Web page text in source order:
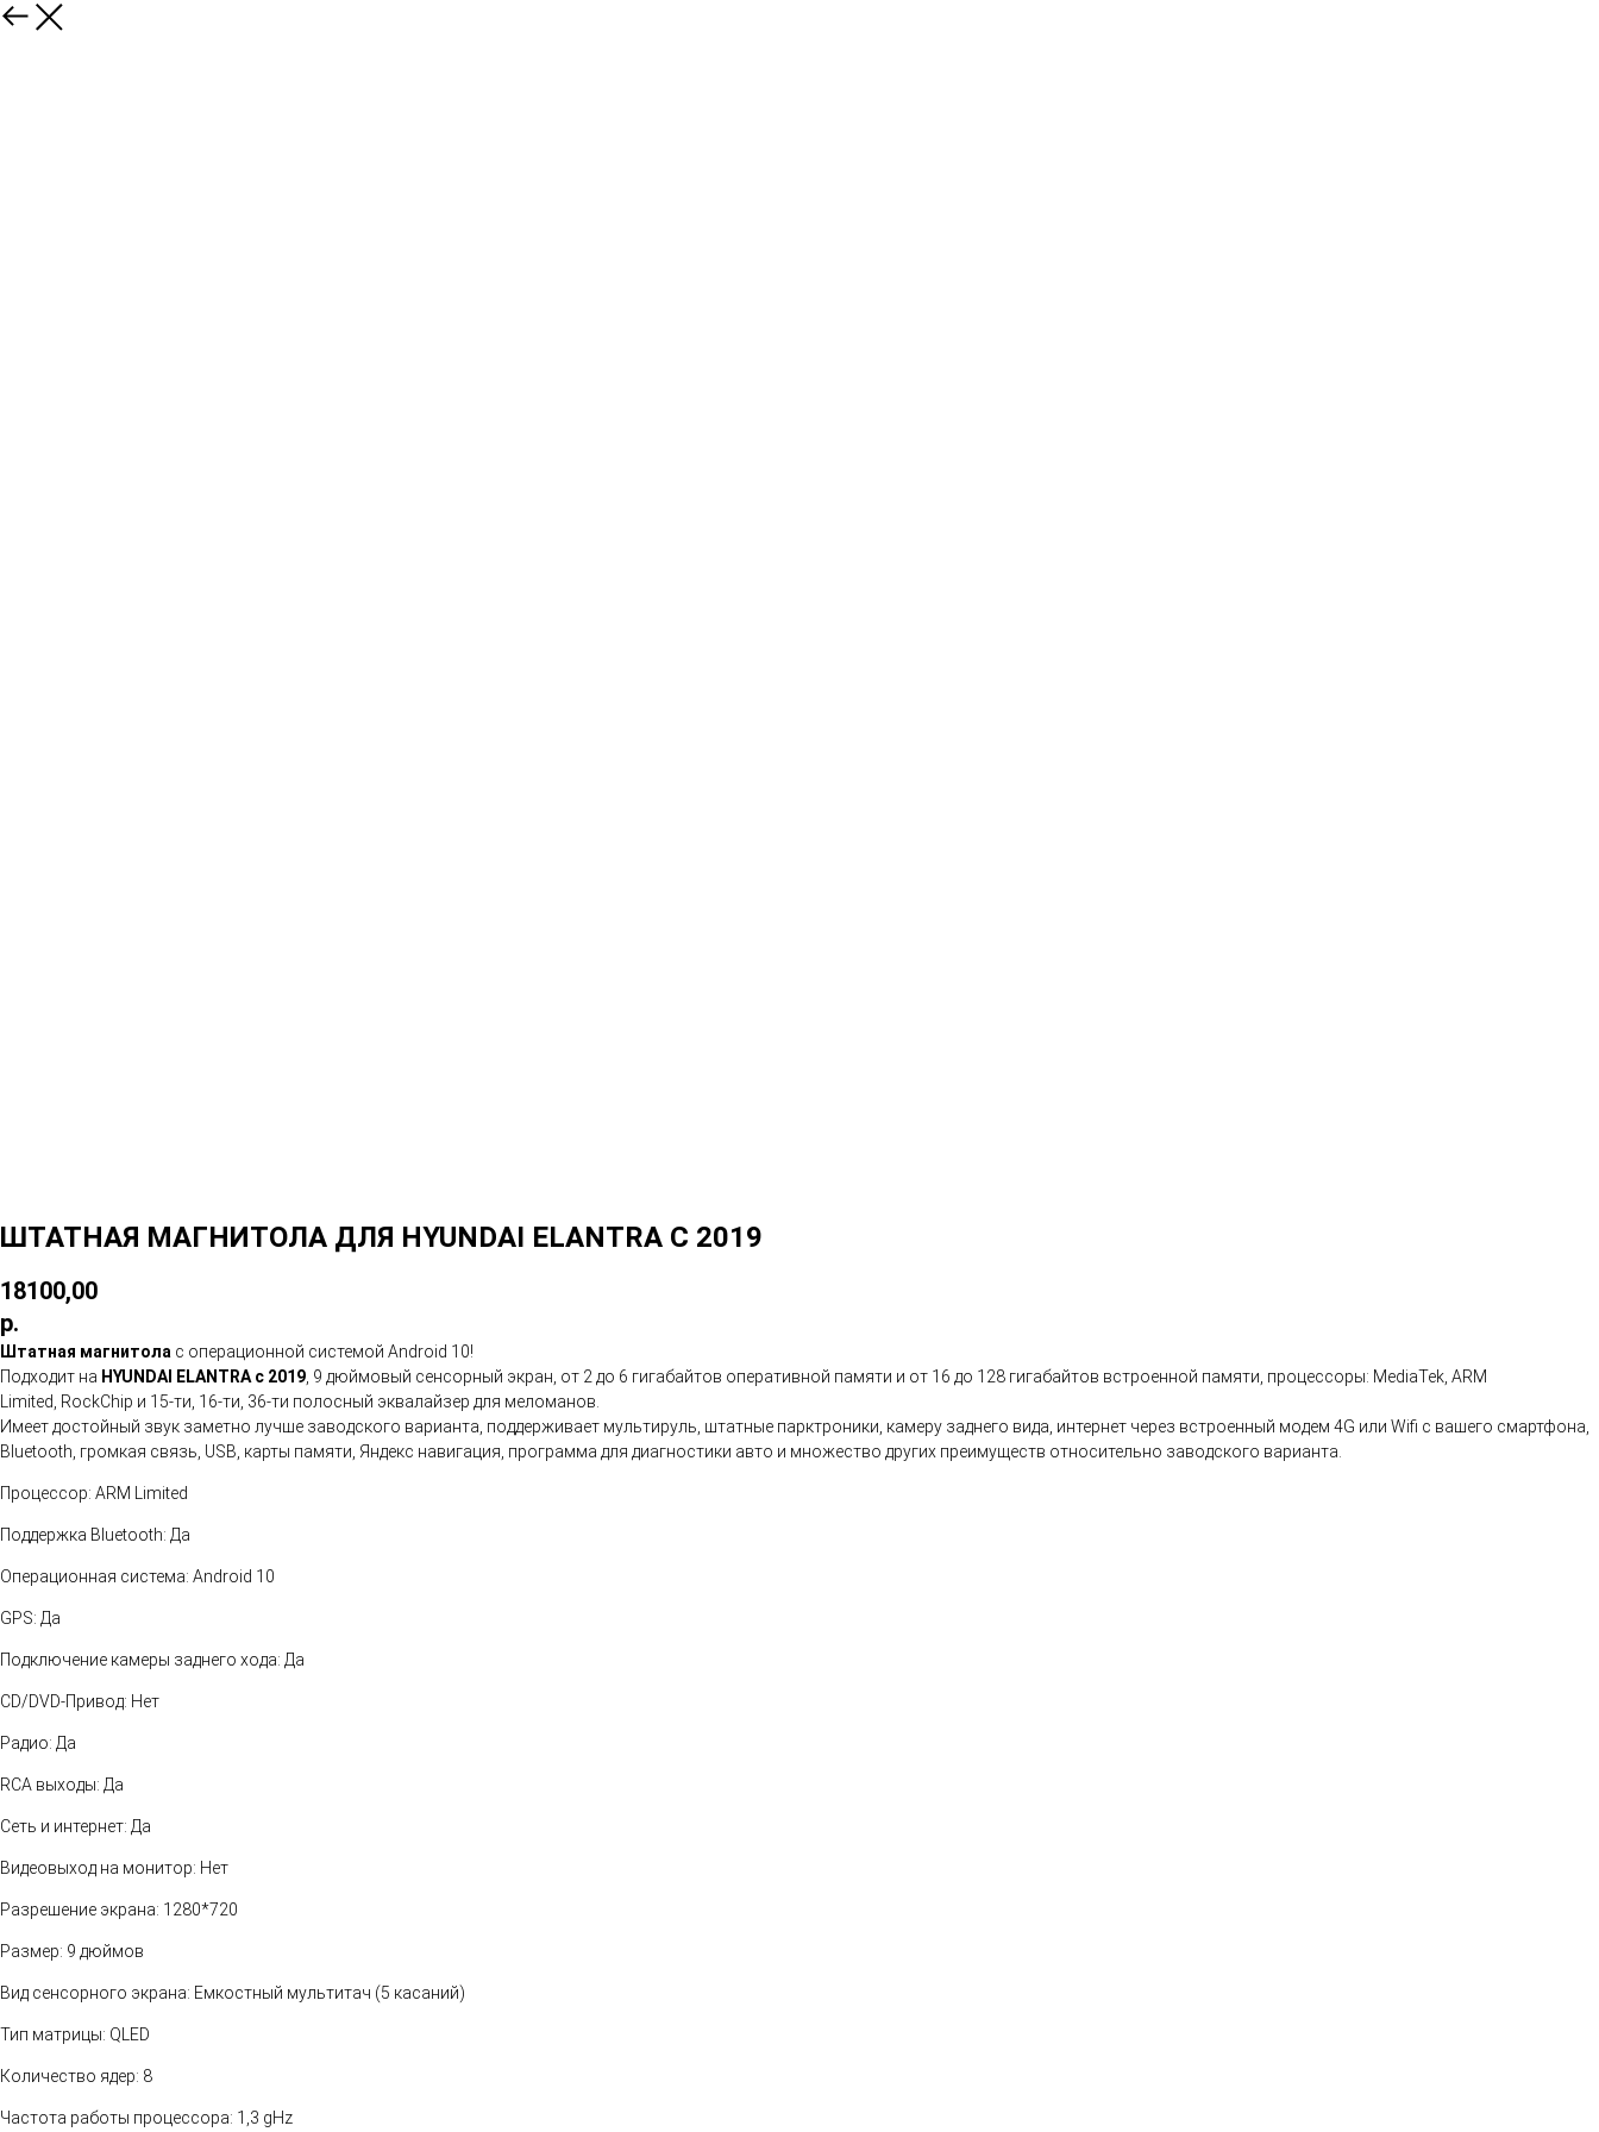
ШТАТНАЯ МАГНИТОЛА ДЛЯ HYUNDAI ELANTRA C 2019
18100,00
р.
Штатная магнитола с операционной системой Android 10!
Подходит на HYUNDAI ELANTRA с 2019 , 9 дюймовый сенсорный экран, от 2 до 6 гигабайтов оперативной памяти и от 16 до 128 гигабайтов встроенной памяти, процессоры: MediaTek, ARM
Limited, RockChip и 15-ти, 16-ти, 36-ти полосный эквалайзер для меломанов.
Имеет достойный звук заметно лучше заводского варианта, поддерживает мультируль, штатные парктроники, камеру заднего вида, интернет через встроенный модем 4G или Wifi с вашего смартфона,
Bluetooth, громкая связь, USB, карты памяти, Яндекс навигация, программа для диагностики авто и множество других преимуществ относительно заводского варианта.
Процессор: ARM Limited
Поддержка Bluetooth: Да
Операционная система: Android 10
GPS: Да
Подключение камеры заднего хода: Да
CD/DVD-Привод: Нет
Радио: Да
RCA выходы: Да
Сеть и интернет: Да
Видеовыход на монитор: Нет
Разрешение экрана: 1280*720
Размер: 9 дюймов
Вид сенсорного экрана: Емкостный мультитач (5 касаний)
Тип матрицы: QLED
Количество ядер: 8
Частота работы процессора: 1,3 gHz